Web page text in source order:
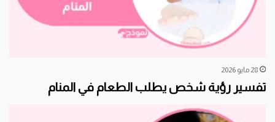
28 مايو 2026
تفسير رؤية شخص يطلب الطعام في المنام